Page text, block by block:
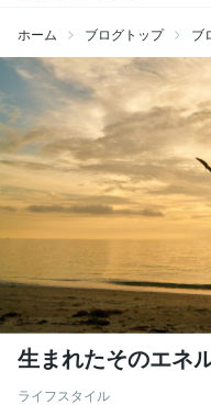
ホーム ブログトップ ブ
生まれたそのエネ
ライフスタイル